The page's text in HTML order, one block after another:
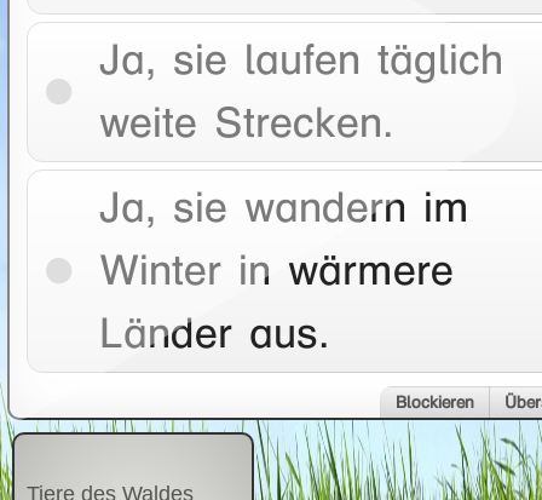
Ja, sie laufen täglich
weite Strecken.
Ja, sie wandern im
Winter in wärmere
Länder aus.
Blockieren
Tiere des Waldes